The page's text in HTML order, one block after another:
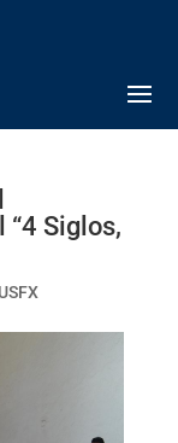
Siglos,